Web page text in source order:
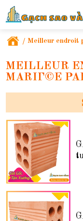
/ Meilleur endroit
MEILLEUR
MARIГ©E